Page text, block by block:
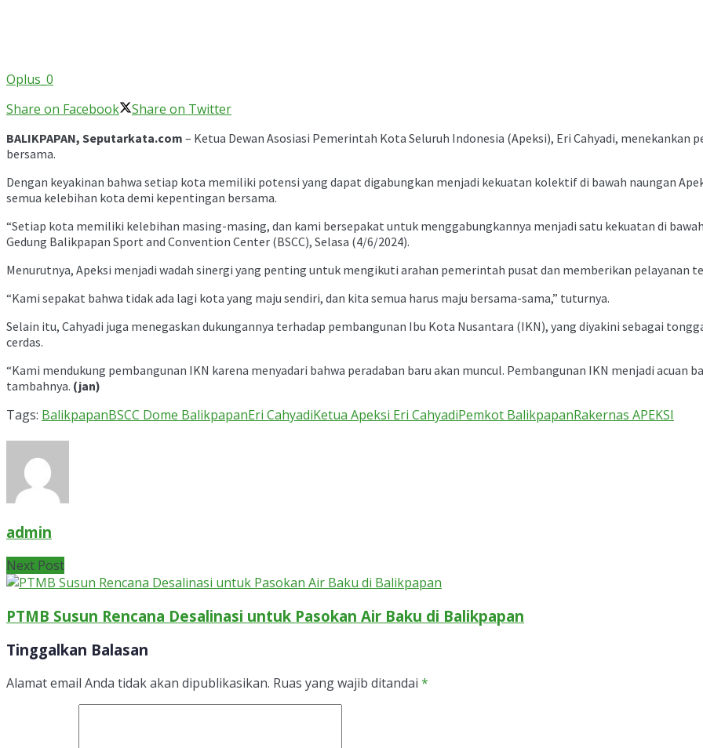
Oplus_0
Share on Facebook
Share on Twitter
BALIKPAPAN, Seputarkata.com – Ketua Dewan Asosiasi Pemerintah Kota Seluruh Indonesia (Apeksi), Eri Cahyadi,
bersama.
Dengan keyakinan bahwa setiap kota memiliki potensi yang dapat digabungkan menjadi kekuatan kolektif di bawah naungan
semua kelebihan kota demi kepentingan bersama.
“Setiap kota memiliki kelebihan masing-masing, dan kami bersepakat untuk menggabungkannya menjadi satu kekuatan di bawah
Gedung Balikpapan Sport and Convention Center (BSCC), Selasa (4/6/2024).
Menurutnya, Apeksi menjadi wadah sinergi yang penting untuk mengikuti arahan pemerintah pusat dan memberikan pelayanan
“Kami sepakat bahwa tidak ada lagi kota yang maju sendiri, dan kita semua harus maju bersama-sama,” tuturnya.
Selain itu, Cahyadi juga menegaskan dukungannya terhadap pembangunan Ibu Kota Nusantara (IKN), yang diyakini sebagai
cerdas.
“Kami mendukung pembangunan IKN karena menyadari bahwa peradaban baru akan muncul. Pembangunan IKN menjadi acuan
tambahnya. (jan)
Tags: BalikpapanBSCC Dome BalikpapanEri CahyadiKetua Apeksi Eri CahyadiPemkot BalikpapanRakernas APEKSI
admin
Next Post
PTMB Susun Rencana Desalinasi untuk Pasokan Air Baku di Balikpapan
Tinggalkan Balasan
Alamat email Anda tidak akan dipublikasikan. Ruas yang wajib ditandai *